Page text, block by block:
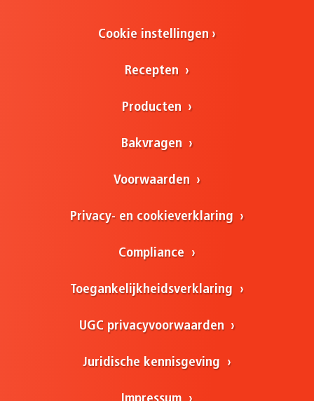
Cookie instellingen
Recepten
Producten
Bakvragen
Voorwaarden
Privacy- en cookieverklaring
Compliance
Toegankelijkheidsverklaring
UGC privacyvoorwaarden
Juridische kennisgeving